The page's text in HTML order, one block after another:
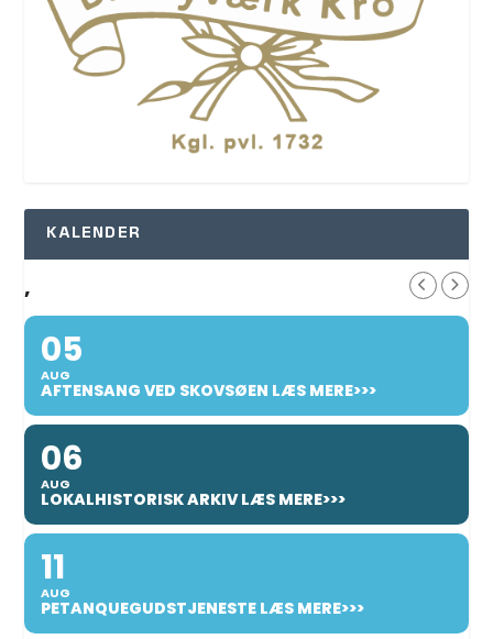
KALENDER
,
05
AUG
AFTENSANG VED SKOVSØEN LÆS MERE>>>
06
AUG
LOKALHISTORISK ARKIV LÆS MERE>>>
11
AUG
PETANQUEGUDSTJENESTE LÆS MERE>>>